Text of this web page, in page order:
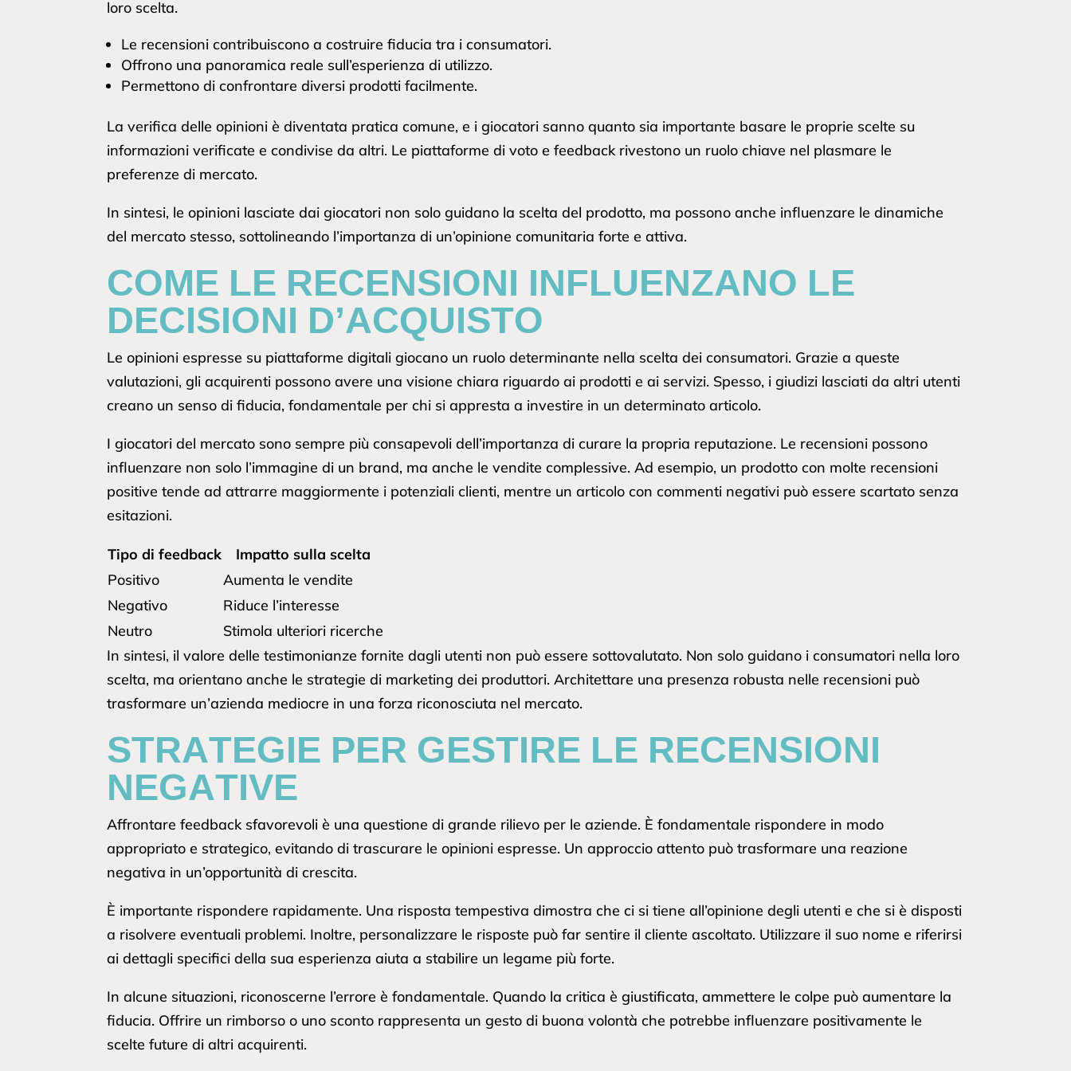
loro scelta.
Le recensioni contribuiscono a costruire fiducia tra i consumatori.
Offrono una panoramica reale sull’esperienza di utilizzo.
Permettono di confrontare diversi prodotti facilmente.
La verifica delle opinioni è diventata pratica comune, e i giocatori sanno quanto sia importante basare le proprie scelte su
informazioni verificate e condivise da altri. Le piattaforme di voto e feedback rivestono un ruolo chiave nel plasmare le
preferenze di mercato.
In sintesi, le opinioni lasciate dai giocatori non solo guidano la scelta del prodotto, ma possono anche influenzare le dinamiche
del mercato stesso, sottolineando l’importanza di un’opinione comunitaria forte e attiva.
COME LE RECENSIONI INFLUENZANO LE
DECISIONI D’ACQUISTO
Le opinioni espresse su piattaforme digitali giocano un ruolo determinante nella scelta dei consumatori. Grazie a queste
valutazioni, gli acquirenti possono avere una visione chiara riguardo ai prodotti e ai servizi. Spesso, i giudizi lasciati da altri utenti
creano un senso di fiducia, fondamentale per chi si appresta a investire in un determinato articolo.
I giocatori del mercato sono sempre più consapevoli dell’importanza di curare la propria reputazione. Le recensioni possono
influenzare non solo l’immagine di un brand, ma anche le vendite complessive. Ad esempio, un prodotto con molte recensioni
positive tende ad attrarre maggiormente i potenziali clienti, mentre un articolo con commenti negativi può essere scartato senza
esitazioni.
Tipo di feedback
Impatto sulla scelta
Positivo
Aumenta le vendite
Negativo
Riduce l’interesse
Neutro
Stimola ulteriori ricerche
In sintesi, il valore delle testimonianze fornite dagli utenti non può essere sottovalutato. Non solo guidano i consumatori nella loro
scelta, ma orientano anche le strategie di marketing dei produttori. Architettare una presenza robusta nelle recensioni può
trasformare un’azienda mediocre in una forza riconosciuta nel mercato.
STRATEGIE PER GESTIRE LE RECENSIONI
NEGATIVE
Affrontare feedback sfavorevoli è una questione di grande rilievo per le aziende. È fondamentale rispondere in modo
appropriato e strategico, evitando di trascurare le opinioni espresse. Un approccio attento può trasformare una reazione
negativa in un’opportunità di crescita.
È importante rispondere rapidamente. Una risposta tempestiva dimostra che ci si tiene all’opinione degli utenti e che si è disposti
a risolvere eventuali problemi. Inoltre, personalizzare le risposte può far sentire il cliente ascoltato. Utilizzare il suo nome e riferirsi
ai dettagli specifici della sua esperienza aiuta a stabilire un legame più forte.
In alcune situazioni, riconoscerne l’errore è fondamentale. Quando la critica è giustificata, ammettere le colpe può aumentare la
fiducia. Offrire un rimborso o uno sconto rappresenta un gesto di buona volontà che potrebbe influenzare positivamente le
scelte future di altri acquirenti.